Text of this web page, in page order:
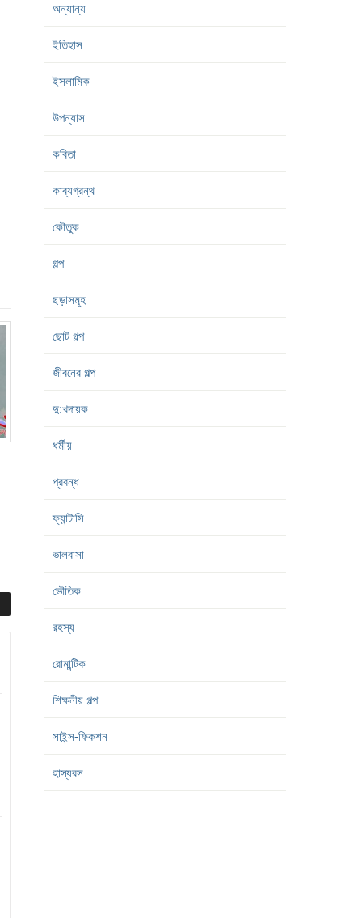
অন্যান্য
ইতিহাস
ইসলামিক
উপন্যাস
কবিতা
কাব্যগ্রন্থ
কৌতুক
গল্প
ছড়াসমূহ
ছোট গল্প
জীবনের গল্প
দু:খদায়ক
ধর্মীয়
প্রবন্ধ
ফ্যান্টাসি
ভালবাসা
ভৌতিক
রহস্য
রোমান্টিক
শিক্ষনীয় গল্প
সাইন্স-ফিকশন
হাস্যরস